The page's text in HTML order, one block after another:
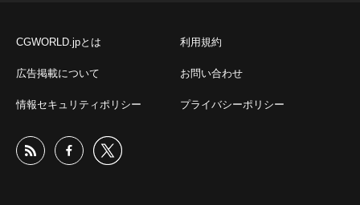
CGWORLD.jpとは 利用規約
広告掲載について お問い合わせ
情報セキュリティポリシー プライバシーポリシー